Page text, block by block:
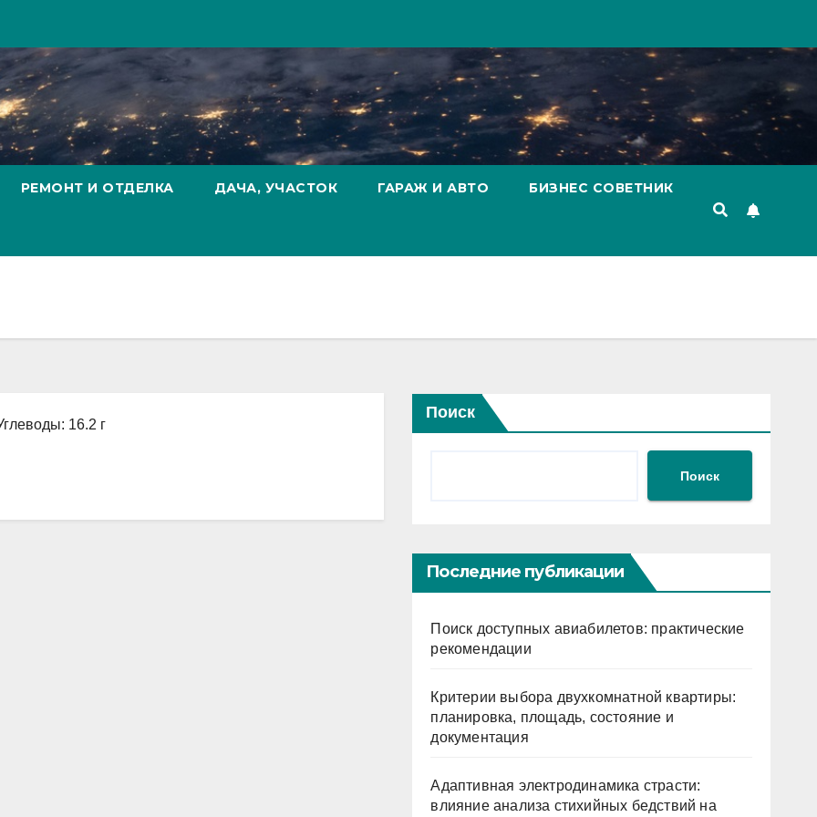
РЕМОНТ И ОТДЕЛКА ДАЧА, УЧАСТОК ГАРАЖ И АВТО БИЗНЕС СОВЕТНИК
16.2 г
Поиск
Поиск
Последние публикации
Поиск доступных авиабилетов: практические
рекомендации
Критерии выбора двухкомнатной квартиры:
планировка, площадь, состояние и
документация
Адаптивная электродинамика страсти:
влияние анализа стихийных бедствий на